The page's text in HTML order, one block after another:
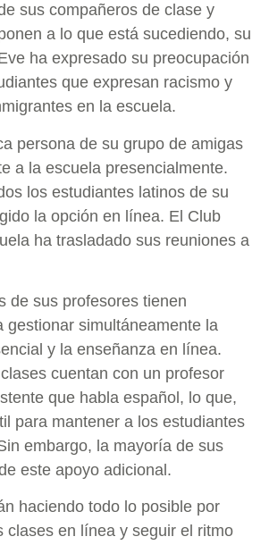
sus compañeros de clase y
a lo que está sucediendo, su
ha expresado su preocupación
que expresan racismo y
en la escuela.
persona de su grupo de amigas
a la escuela presencialmente.
los estudiantes latinos de su
la opción en línea. El Club
ha trasladado sus reuniones a
de sus profesores tienen
gestionar simultáneamente la
y la enseñanza en línea.
cuentan con un profesor
que habla español, lo que,
para mantener a los estudiantes
embargo, la mayoría de sus
este apoyo adicional.
haciendo todo lo posible por
clases en línea y seguir el ritmo